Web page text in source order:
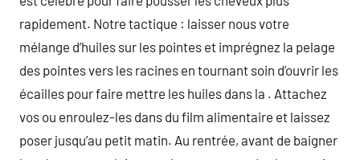
rapidement. Notre tactique : laisser nous votre
mélange d’huiles sur les pointes et imprégnez la pelage
des pointes vers les racines en tournant soin d’ouvrir les
écailles pour faire mettre les huiles dans la . Attachez
vos ou enroulez-les dans du film alimentaire et laissez
poser jusqu’au petit matin. Au rentrée, avant de baigner